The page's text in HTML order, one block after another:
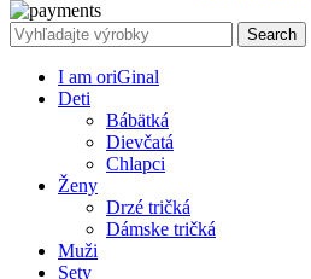
Search
I am oriGinal
Deti
Bábätká
Dievčatá
Chlapci
Ženy
Drzé tričká
Dámske tričká
Muži
Sety